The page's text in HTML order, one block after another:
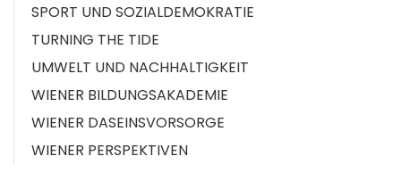
SPORT UND SOZIALDEMOKRATIE
TURNING THE TIDE
UMWELT UND NACHHALTIGKEIT
WIENER BILDUNGSAKADEMIE
WIENER DASEINSVORSORGE
WIENER PERSPEKTIVEN